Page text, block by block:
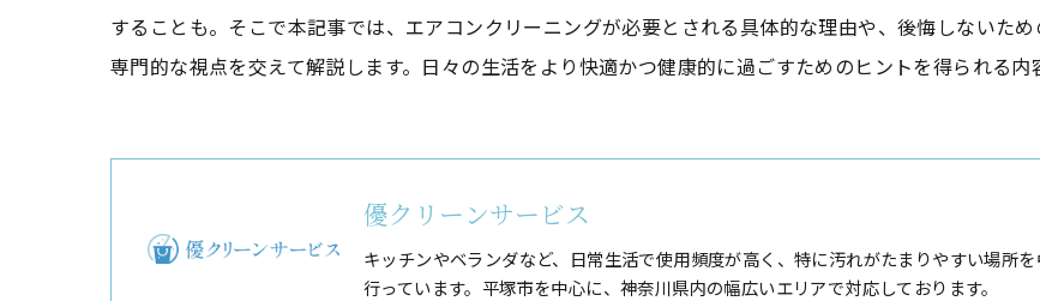
することも。そこで本記事では、エアコンクリーニングが必要とされる具体的な理由や、後悔しないた
専門的な視点を交えて解説します。日々の生活をより快適かつ健康的に過ごすためのヒントを得られる内
優クリーンサービス
キッチンやベランダなど、日常生活で使用頻度が高く、特に汚れがたまりやすい場所
行っています。平塚市を中心に、神奈川県内の幅広いエリアで対応しております。